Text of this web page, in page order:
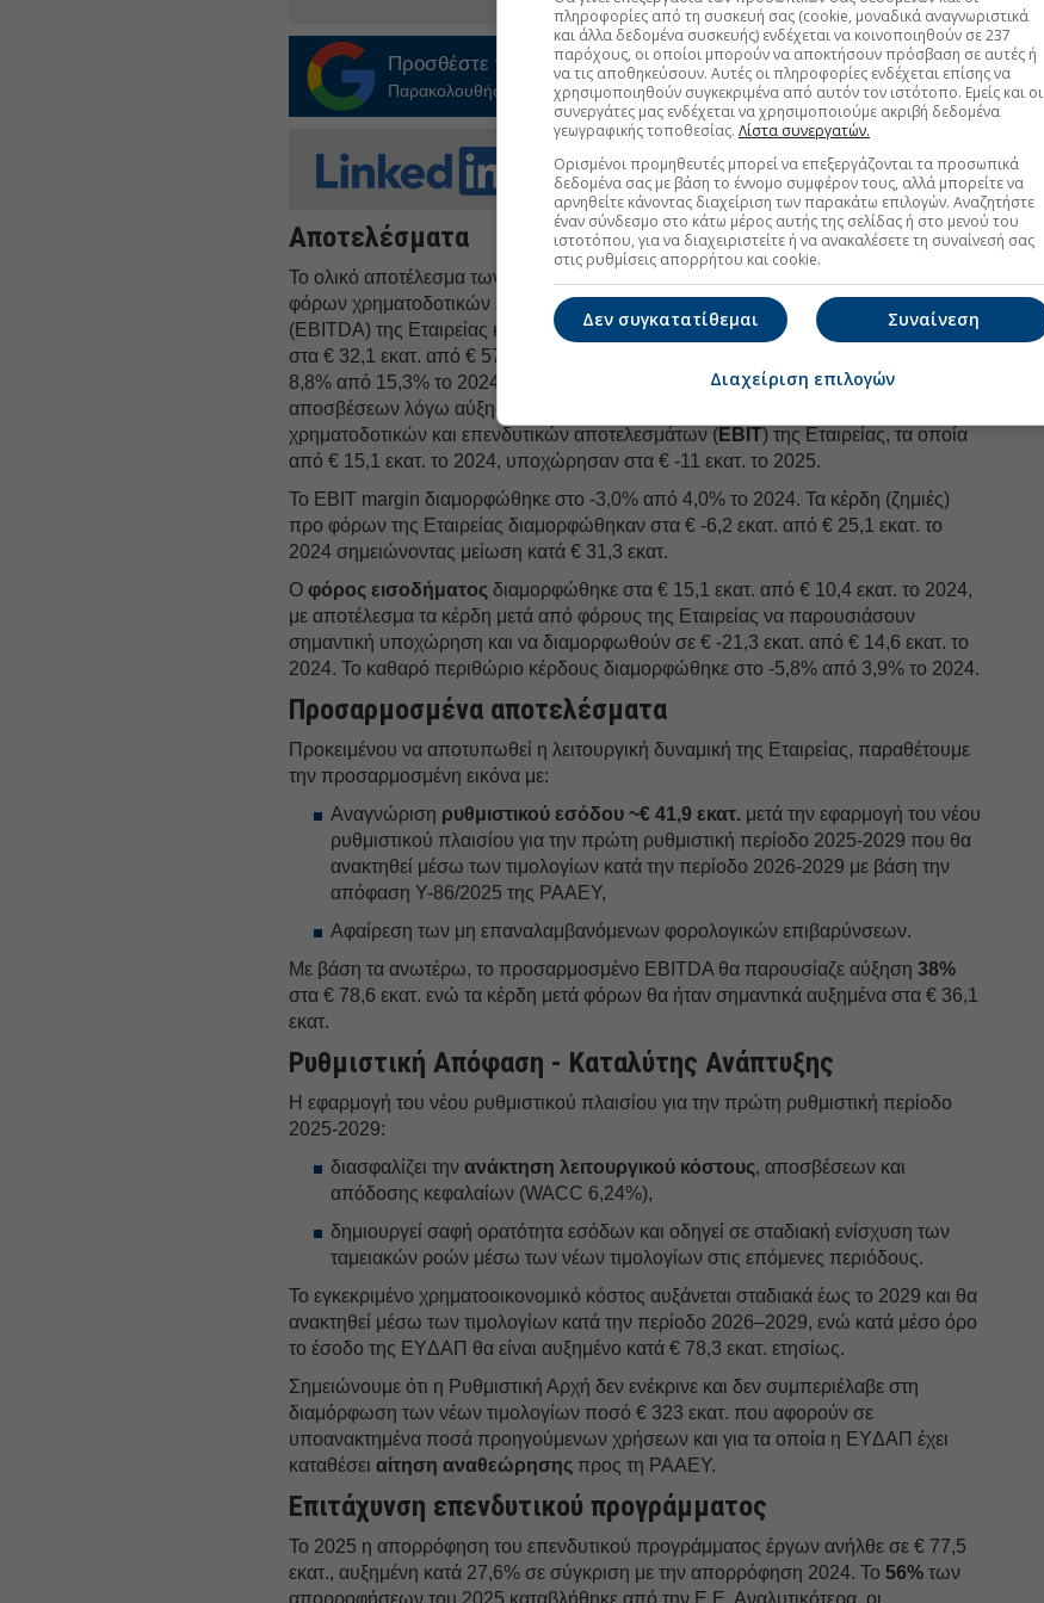
Προσθέστε το Euro2day.grστοGoogle Discover!
Παρακολουθήστε τις εξελίξεις με την υπογραφη εγκυρότητας του Euro2day.gr
FOLLOW US
Ακολουθήστε τη σελίδα τουEuro2day.grστοLinkedin
Αποτελέσματα
Το ολικό αποτέλεσμα των ανωτέρω μεταβολών ήταν η μείωση των κερδών προ
φόρων χρηματοδοτικών επενδυτικών αποτελεσμάτων και συνολικών αποσβέσεων
(EBITDA) της Εταιρείας κατά € -24,9 εκατ. (-44%), τα οποία και διαμορφώθηκαν
στα € 32,1 εκατ. από € 57,1 εκατ. το 2024. Το EBITDA margin διαμορφώθηκε στο
8,8% από 15,3% το 2024. Η μείωση του EBITDA σε συνδυασμό με την αύξηση των
αποσβέσεων λόγω αύξησης των επενδύσεων επηρέασαν τα κέρδη προ φόρων
χρηματοδοτικών και επενδυτικών αποτελεσμάτων (EBIT) της Εταιρείας, τα οποία
από € 15,1 εκατ. το 2024, υποχώρησαν στα € -11 εκατ. το 2025.
Το EBIT margin διαμορφώθηκε στο -3,0% από 4,0% το 2024. Τα κέρδη (ζημιές)
προ φόρων της Εταιρείας διαμορφώθηκαν στα € -6,2 εκατ. από € 25,1 εκατ. το
2024 σημειώνοντας μείωση κατά € 31,3 εκατ.
Οφόρος εισοδήματος διαμορφώθηκε στα € 15,1 εκατ. από € 10,4 εκατ. το 2024,
με αποτέλεσμα τα κέρδη μετά από φόρους της Εταιρείας να παρουσιάσουν
σημαντική υποχώρηση και να διαμορφωθούν σε € -21,3 εκατ. από € 14,6 εκατ. το
2024. Το καθαρό περιθώριο κέρδους διαμορφώθηκε στο -5,8% από 3,9% το 2024.
Προσαρμοσμένα αποτελέσματα
Προκειμένου να αποτυπωθεί η λειτουργική δυναμική της Εταιρείας, παραθέτουμε
την προσαρμοσμένη εικόνα με:
Αναγνώριση ρυθμιστικού εσόδου ~€ 41,9 εκατ. μετά την εφαρμογή του νέου
ρυθμιστικού πλαισίου για την πρώτη ρυθμιστική περίοδο 2025-2029 που θα
ανακτηθεί μέσω των τιμολογίων κατά την περίοδο 2026-2029 με βάση την
απόφαση Υ-86/2025 της ΡΑΑΕΥ,
Αφαίρεση των μη επαναλαμβανόμενων φορολογικών επιβαρύνσεων.
Με βάση τα ανωτέρω, το προσαρμοσμένο EBITDA θα παρουσίαζε αύξηση38%
στα € 78,6 εκατ. ενώ τα κέρδη μετά φόρων θα ήταν σημαντικά αυξημένα στα € 36,1
εκατ.
Ρυθμιστική Απόφαση - Καταλύτης Ανάπτυξης
Η εφαρμογή του νέου ρυθμιστικού πλαισίου για την πρώτη ρυθμιστική περίοδο
2025-2029:
διασφαλίζει τηνανάκτηση λειτουργικού κόστους, αποσβέσεων και
απόδοσης κεφαλαίων (WACC 6,24%),
δημιουργεί σαφή ορατότητα εσόδων και οδηγεί σε σταδιακή ενίσχυση των
ταμειακών ροών μέσω των νέων τιμολογίων στις επόμενες περιόδους.
Το εγκεκριμένο χρηματοοικονομικό κόστος αυξάνεται σταδιακά έως το 2029 και θα
ανακτηθεί μέσω των τιμολογίων κατά την περίοδο 2026–2029, ενώ κατά μέσο όρο
το έσοδο της ΕYΔΑΠ θα είναι αυξημένο κατά € 78,3 εκατ. ετησίως.
Σημειώνουμε ότι η Ρυθμιστική Αρχή δεν ενέκρινε και δεν συμπεριέλαβε στη
διαμόρφωση των νέων τιμολογίων ποσό € 323 εκατ. που αφορούν σε
υποανακτημένα ποσά προηγούμενων χρήσεων και για τα οποία η ΕYΔΑΠ έχει
καταθέσειαίτηση αναθεώρησης προς τη ΡΑΑΕΥ.
Επιτάχυνση επενδυτικού προγράμματος
Το 2025 η απορρόφηση του επενδυτικού προγράμματος έργων ανήλθε σε € 77,5
εκατ., αυξημένη κατά 27,6% σε σύγκριση με την απορρόφηση 2024. Το56% των
απορροφήσεων του 2025 καταβλήθηκε από την Ε.Ε. Αναλυτικότερα, οι
πληροφορίες από τη συσκευή σας (cookie, μοναδικά αναγνωριστικά
και άλλα δεδομένα συσκευής) ενδέχεται να κοινοποιηθούν σε 237
παρόχους, οι οποίοι μπορούν να αποκτήσουν πρόσβαση σε αυτές ή
να τις αποθηκεύσουν. Αυτές οι πληροφορίες ενδέχεται επίσης να
χρησιμοποιηθούν συγκεκριμένα από αυτόν τον ιστότοπο. Εμείς και οι
συνεργάτες μας ενδέχεται να χρησιμοποιούμε ακριβή δεδομένα
γεωγραφικής τοποθεσίας. Λίστα συνεργατών.
Ορισμένοι προμηθευτές μπορεί να επεξεργάζονται τα προσωπικά
δεδομένα σας με βάση το έννομο συμφέρον τους, αλλά μπορείτε να
αρνηθείτε κάνοντας διαχείριση των παρακάτω επιλογών. Αναζητήστε
έναν σύνδεσμο στο κάτω μέρος αυτής της σελίδας ή στο μενού του
ιστοτόπου, για να διαχειριστείτε ή να ανακαλέσετε τη συναίνεσή σας
στις ρυθμίσεις απορρήτου και cookie.
Συναίνεση
Δεν συγκατατίθεμαι
Διαχείριση επιλογών